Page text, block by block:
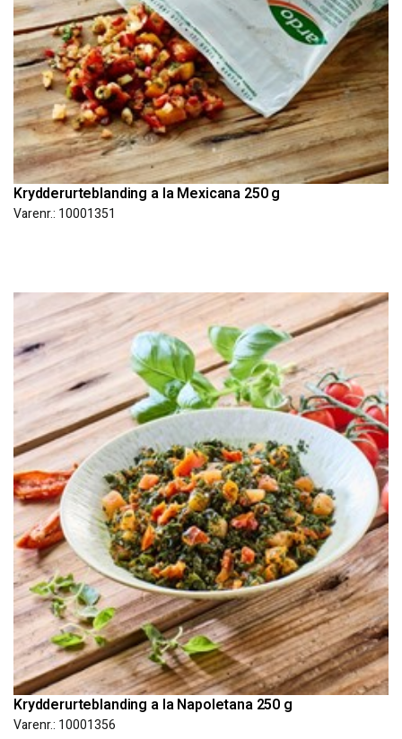
Krydderurteblanding a la Mexicana 250 g
Varenr.: 10001351
Krydderurteblanding a la Napoletana 250 g
Varenr.: 10001356